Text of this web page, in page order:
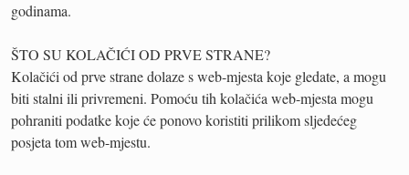
godinama.
ŠTO SU KOLAČIĆI OD PRVE STRANE?
Kolačići od prve strane dolaze s web-mjesta koje gledate, a mogu
biti stalni ili privremeni. Pomoću tih kolačića web-mjesta mogu
pohraniti podatke koje će ponovo koristiti prilikom sljedećeg
posjeta tom web-mjestu.